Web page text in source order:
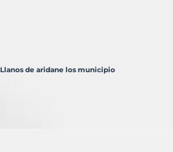
Llanos de aridane los municipio